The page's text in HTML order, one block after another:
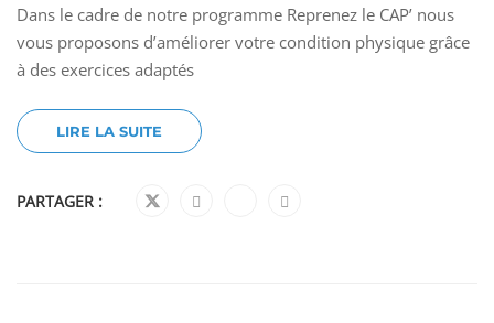
Dans le cadre de notre programme Reprenez le CAP’ nous
vous proposons d’améliorer votre condition physique grâce
à des exercices adaptés
LIRE LA SUITE
PARTAGER :